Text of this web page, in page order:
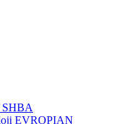
SHBA
EVROPIAN